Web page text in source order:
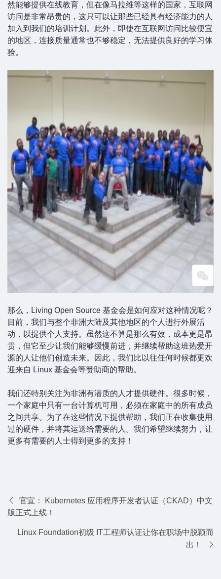
然能够提供在线教育，但在像马拉维等这样的国家，互联网
访问是非常昂贵的，这只可以让那些已经具有经济能力的人
加入到我们的培训计划。此外，即使在互联网访问比较便宜
的地区，连接质量通常也不够稳定，无法提供良好的学习体
验。
那么，Living Open Source 基金会是如何应对这种情况呢？
目前，我们与整个非洲大陆及其他地区的个人进行外展活
动，以提供个人支持。虽然这不算是那么有效，成本更是昂
贵，但它至少让我们能够缓慢前进，并继续帮助这班热爱开
源的人让他们创造未来。因此，我们比以往任何时候都更欢
迎来自 Linux 基金会等赞助商的帮助。
我们还特别关注为非洲有潜质的人才提供硬件。很多时候，
一个家庭中只有一台计算机可用，必须在家庭中的所有成员
之间共享。为了在这些情况下提供帮助，我们正在收集使用
过的硬件，并将其运送给需要的人。我们希望继续努力，让
更多有需要的人士得到更多的支持！
官宣： Kubernetes 应用程序开发者认证（CKAD）中文
版正式上线！
Linux Foundation初级 IT工程师认证让你在职场中脱颖而
出！